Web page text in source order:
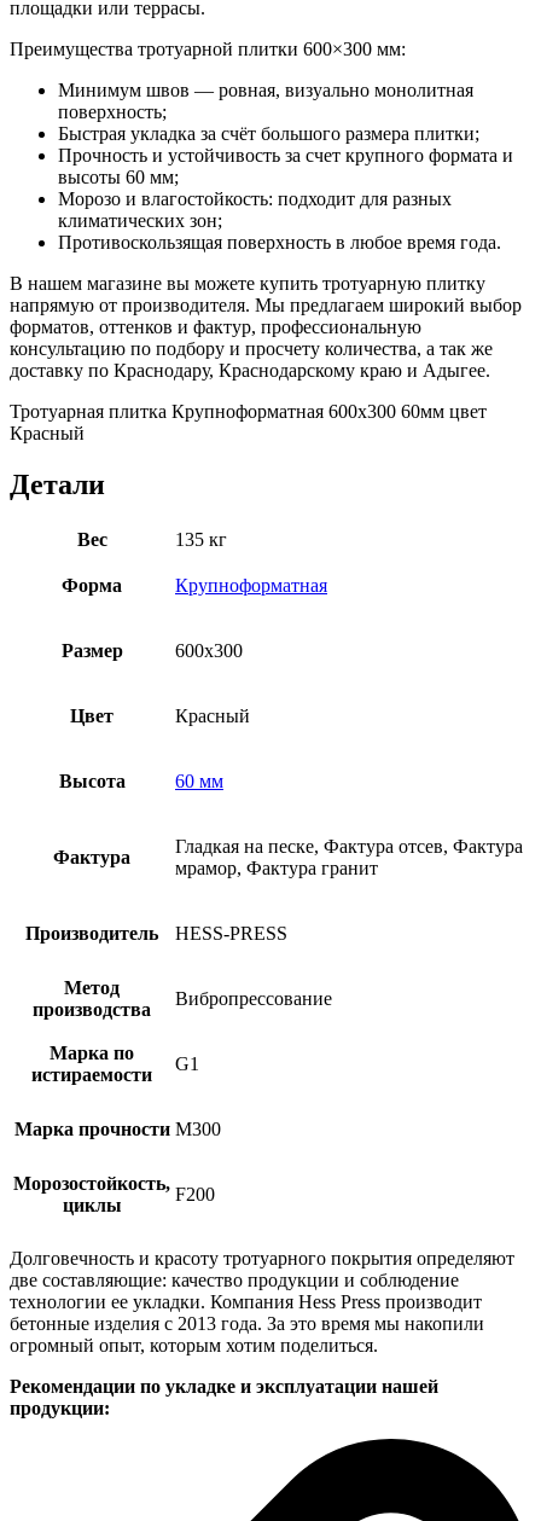
площадки или террасы.
Преимущества тротуарной плитки 600×300 мм:
Минимум швов — ровная, визуально монолитная
поверхность;
Быстрая укладка за счёт большого размера плитки;
Прочность и устойчивость за счет крупного формата и
высоты 60 мм;
Морозо и влагостойкость: подходит для разных
климатических зон;
Противоскользящая поверхность в любое время года.
В нашем магазине вы можете купить тротуарную плитку
напрямую от производителя. Мы предлагаем широкий выбор
форматов, оттенков и фактур, профессиональную
консультацию по подбору и просчету количества, а так же
доставку по Краснодару, Краснодарскому краю и Адыгее.
Тротуарная плитка Крупноформатная 600х300 60мм цвет
Красный
Детали
Вес 135 кг
Форма Крупноформатная
Размер 600х300
Цвет Красный
Высота 60 мм
Фактура
Гладкая на песке, Фактура отсев, Фактура
мрамор, Фактура гранит
Производитель HESS-PRESS
Метод
производства
Вибропрессование
Марка по
истираемости
G1
Марка прочности M300
Морозостойкость,
циклы
F200
Долговечность и красоту тротуарного покрытия определяют
две составляющие: качество продукции и соблюдение
технологии ее укладки. Компания Hess Press производит
бетонные изделия с 2013 года. За это время мы накопили
огромный опыт, которым хотим поделиться.
Рекомендации по укладке и эксплуатации нашей
продукции: